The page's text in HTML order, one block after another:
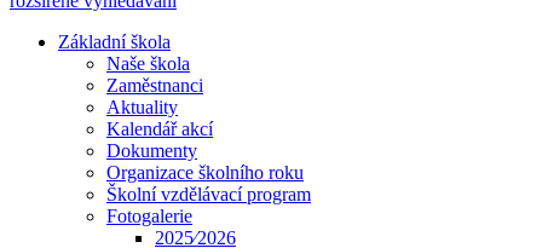
Základní škola
Naše škola
Zaměstnanci
Aktuality
Kalendář akcí
Dokumenty
Organizace školního roku
Školní vzdělávací program
Fotogalerie
2025⁄2026